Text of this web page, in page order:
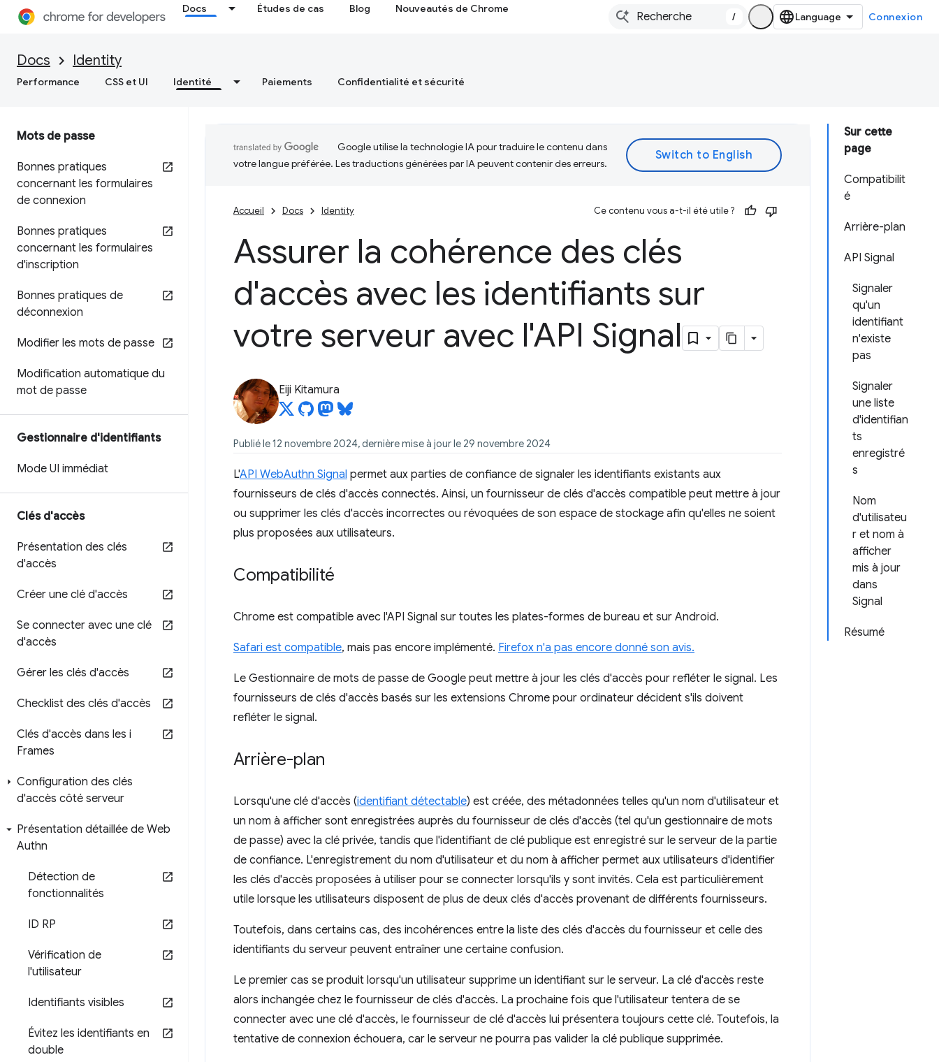
Docs Études de cas Blog Nouveautés de Chrome
/ Connexion
Docs Identity
Performance CSS et UI Identité Paiements Confidentialité et sécurité
Mots de passe
Bonnes pratiques
concernant les formulaires
de connexion
Bonnes pratiques
concernant les formulaires
d'inscription
Bonnes pratiques de
déconnexion
Modifier les mots de passe
Modification automatique du
mot de passe
Gestionnaire d'identifiants
Mode UI immédiat
Clés d'accès
Présentation des clés
d'accès
Créer une clé d'accès
Se connecter avec une clé
d'accès
Gérer les clés d'accès
Checklist des clés d'accès
Clés d'accès dans les i
Frames
Configuration des clés
d'accès côté serveur
Présentation détaillée de Web
Authn
Détection de
fonctionnalités
ID RP
Vérification de
l'utilisateur
Identifiants visibles
Évitez les identifiants en
double
Sur cette
page
Compatibilit
é
Arrière-plan
API Signal
Signaler
qu'un
identifiant
n'existe
pas
Signaler
une liste
d'identifian
ts
enregistré
s
Nom
d'utilisateu
r et nom à
afficher
mis à jour
dans
Signal
Résumé
Google utilise la technologie IA pour traduire le contenu dans
votre langue préférée. Les traductions générées par IA peuvent contenir des erreurs.
Accueil Docs Identity Ce contenu vous a-t-il été utile ?
Assurer la cohérence des clés
d'accès avec les identifiants sur
votre serveur avec l'API Signal
Eiji Kitamura
Publié le 12 novembre 2024, dernière mise à jour le 29 novembre 2024
L'API WebAuthn Signal permet aux parties de confiance de signaler les identifiants existants aux
fournisseurs de clés d'accès connectés. Ainsi, un fournisseur de clés d'accès compatible peut mettre à jour
ou supprimer les clés d'accès incorrectes ou révoquées de son espace de stockage afin qu'elles ne soient
plus proposées aux utilisateurs.
Compatibilité
Chrome est compatible avec l'API Signal sur toutes les plates-formes de bureau et sur Android.
Safari est compatible, mais pas encore implémenté. Firefox n'a pas encore donné son avis.
Le Gestionnaire de mots de passe de Google peut mettre à jour les clés d'accès pour refléter le signal. Les
fournisseurs de clés d'accès basés sur les extensions Chrome pour ordinateur décident s'ils doivent
refléter le signal.
Arrière-plan
Lorsqu'une clé d'accès (identifiant détectable) est créée, des métadonnées telles qu'un nom d'utilisateur et
un nom à afficher sont enregistrées auprès du fournisseur de clés d'accès (tel qu'un gestionnaire de mots
de passe) avec la clé privée, tandis que l'identifiant de clé publique est enregistré sur le serveur de la partie
de confiance. L'enregistrement du nom d'utilisateur et du nom à afficher permet aux utilisateurs d'identifier
les clés d'accès proposées à utiliser pour se connecter lorsqu'ils y sont invités. Cela est particulièrement
utile lorsque les utilisateurs disposent de plus de deux clés d'accès provenant de différents fournisseurs.
Toutefois, dans certains cas, des incohérences entre la liste des clés d'accès du fournisseur et celle des
identifiants du serveur peuvent entraîner une certaine confusion.
Le premier cas se produit lorsqu'un utilisateur supprime un identifiant sur le serveur. La clé d'accès reste
alors inchangée chez le fournisseur de clés d'accès. La prochaine fois que l'utilisateur tentera de se
connecter avec une clé d'accès, le fournisseur de clé d'accès lui présentera toujours cette clé. Toutefois, la
tentative de connexion échouera, car le serveur ne pourra pas valider la clé publique supprimée.